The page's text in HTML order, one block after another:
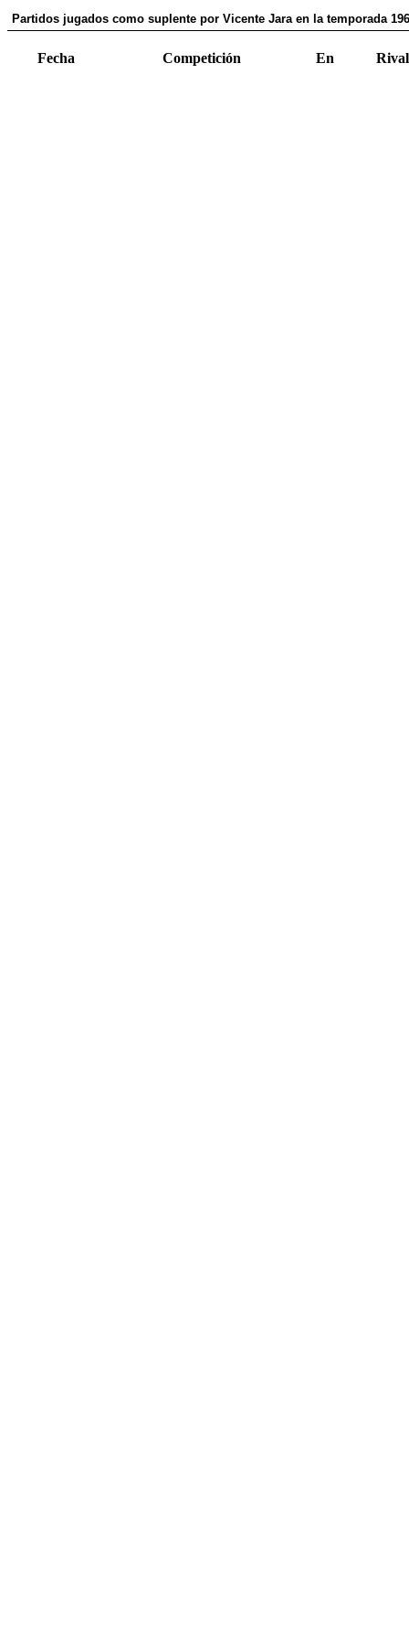
Partidos jugados como suplente por Vicente Jara en la temporada
Fecha Competición En Rival